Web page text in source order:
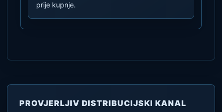
prije kupnje.
PROVJERLJIV DISTRIBUCIJSKI KANAL